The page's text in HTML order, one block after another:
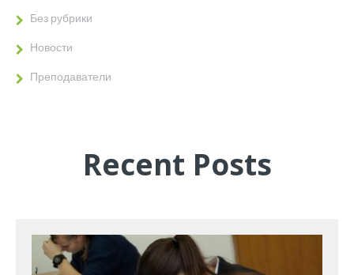
Без рубрики
Новости
Преподаватели
Recent Posts